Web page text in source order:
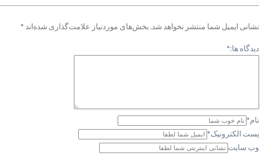
نشانی ایمیل شما منتشر نخواهد شد. بخش‌های موردنیاز علامت‌گذاری شده‌اند *
دیدگاه ها:*
نام*
پست الکترونیک*
وب سایت